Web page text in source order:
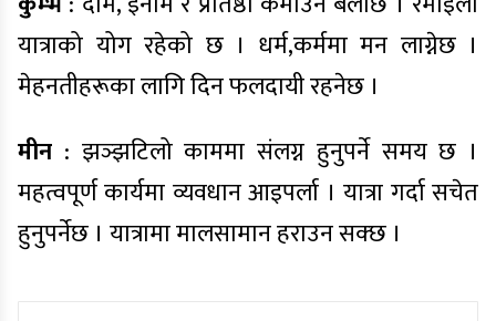
यात्राको योग रहेको छ । धर्म,कर्ममा मन लाग्नेछ ।
मेहनतीहरूका लागि दिन फलदायी रहनेछ ।
मीन : झञ्झटिलो काममा संलग्न हुनुपर्ने समय छ ।
महत्वपूर्ण कार्यमा व्यवधान आइपर्ला । यात्रा गर्दा सचेत
हुनुपर्नेछ । यात्रामा मालसामान हराउन सक्छ ।